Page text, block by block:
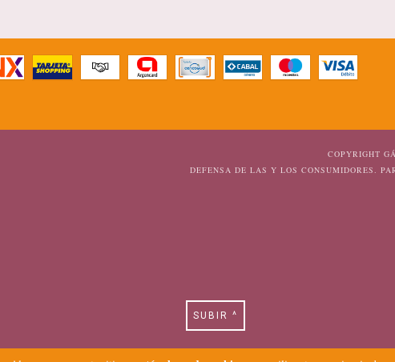
COPYRIGHT
DEFENSA DE LAS Y LOS CONSUMIDORES.
SUBIR ^